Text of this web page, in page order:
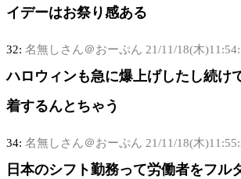
イデーはお祭り感ある
32: 名無しさん＠おーぷん 21/11/18(木
ハロウィンも急に爆上げしたし続け
着するんとちゃう
34: 名無しさん＠おーぷん 21/11/18(木
日本のシフト勤務って労働者をフル